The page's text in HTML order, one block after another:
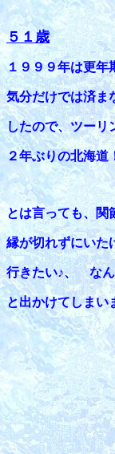
５１歳
１９９９年は更年
気分だけでは済ま
したので、ツーリ
２年ぶりの北海道
とは言っても、関
縁が切れずにい
行きたい♪、 な
と出かけてしまい